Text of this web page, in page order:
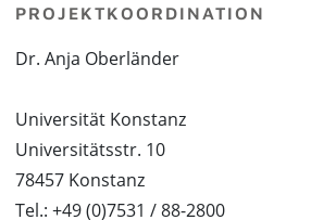
PROJEKTKOORDINATION
Dr. Anja Oberländer
Universität Konstanz
Universitätsstr. 10
78457 Konstanz
Tel.: +49 (0)7531 / 88-2800